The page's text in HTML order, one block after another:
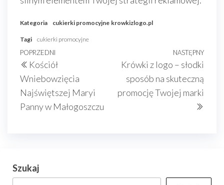
Kategoria cukierki promocyjne krowkizlogo.pl
Tagi cukierki promocyjne
Nawigacja
wpisu
Poprzedni
wpis
POPRZEDNI
Kościół
Wniebowzięcia
Najświętszej Maryi
Panny w Małogoszczu
NASTĘPNY
Krówki z logo – słodki
sposób na skuteczną
promocję Twojej marki
Szukaj